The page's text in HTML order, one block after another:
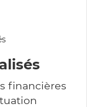
financières